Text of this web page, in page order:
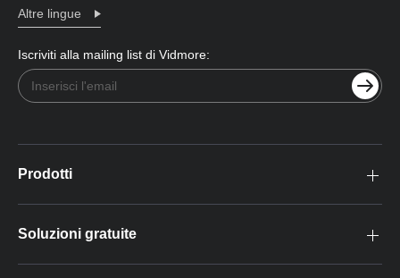
Altre lingue
Iscriviti alla mailing list di Vidmore:
Prodotti
Soluzioni gratuite